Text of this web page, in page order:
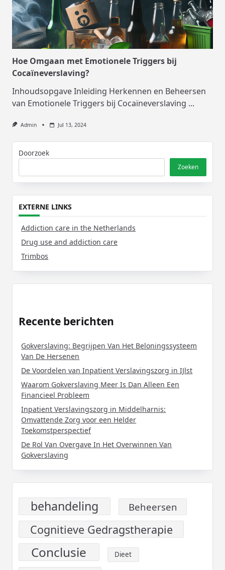
Hoe Omgaan met Emotionele Triggers bij
Cocaïneverslaving?
Inhoudsopgave Inleiding Herkennen en Beheersen
van Emotionele Triggers bij Cocaïneverslaving ...
Admin Jul 13, 2024
Doorzoek
Zoeken
EXTERNE LINKS
Addiction care in the Netherlands
Drug use and addiction care
Trimbos
Recente berichten
Gokverslaving: Begrijpen Van Het Beloningssysteem
Van De Hersenen
De Voordelen van Inpatient Verslavingszorg in IJlst
Waarom Gokverslaving Meer Is Dan Alleen Een
Financieel Probleem
Inpatient Verslavingszorg in Middelharnis:
Omvattende Zorg voor een Helder
Toekomstperspectief
De Rol Van Overgave In Het Overwinnen Van
Gokverslaving
behandeling Beheersen
Cognitieve Gedragstherapie
Conclusie Dieet